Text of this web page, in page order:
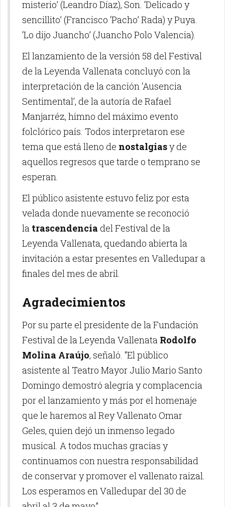
misterio’ (Leandro Díaz), Son. ‘Delicado y
sencillito’ (Francisco ‘Pacho’ Rada) y Puya.
‘Lo dijo Juancho’ (Juancho Polo Valencia).
El lanzamiento de la versión 58 del Festival
de la Leyenda Vallenata concluyó con la
interpretación de la canción ‘Ausencia
Sentimental’, de la autoría de Rafael
Manjarréz, himno del máximo evento
folclórico país. Todos interpretaron ese
tema que está lleno de nostalgiasy de
aquellos regresos que tarde o temprano se
esperan.
El público asistente estuvo feliz por esta
velada donde nuevamente se reconoció
la trascendencia del Festival de la
Leyenda Vallenata, quedando abierta la
invitación a estar presentes en Valledupar a
finales del mes de abril.
Agradecimientos
Por su parte el presidente de la Fundación
Festival de la Leyenda Vallenata Rodolfo
Molina Araújo, señaló. “El público
asistente al Teatro Mayor Julio Mario Santo
Domingo demostró alegría y complacencia
por el lanzamiento y más por el homenaje
que le haremos al Rey Vallenato Omar
Geles, quien dejó un inmenso legado
musical. A todos muchas gracias y
continuamos con nuestra responsabilidad
de conservar y promover el vallenato raizal.
Los esperamos en Valledupar del 30 de